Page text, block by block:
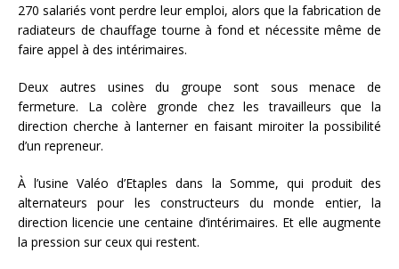
270 salariés vont perdre leur emploi, alors que la fabrication de
radiateurs de chauffage tourne à fond et nécessite même de
faire appel à des intérimaires.
Deux autres usines du groupe sont sous menace de
fermeture. La colère gronde chez les travailleurs que la
direction cherche à lanterner en faisant miroiter la possibilité
d’un repreneur.
À l’usine Valéo d’Etaples dans la Somme, qui produit des
alternateurs pour les constructeurs du monde entier, la
direction licencie une centaine d’intérimaires. Et elle augmente
la pression sur ceux qui restent.